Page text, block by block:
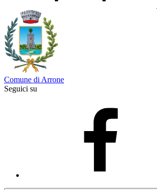
Comune di Arrone
Seguici su